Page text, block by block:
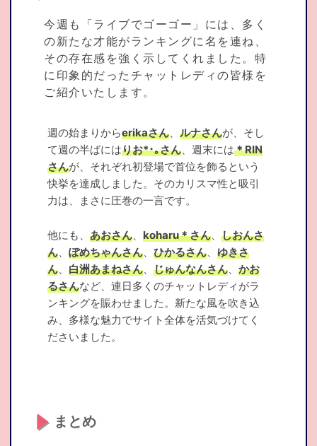
今週も「ライブでゴーゴー」には、多く
の新たな才能がランキングに名を連ね、
その存在感を強く示してくれました。特
に印象的だったチャットレディの皆様を
ご紹介いたします。
週の始まりからerikaさん 、ルナさんが、そし
て週の半ばにはりお*･｡さん 、週末には＊RIN
さんが、それぞれ初登場で首位を飾るという
快挙を達成しました。そのカリスマ性と吸引
力は、まさに圧巻の一言です。
他にも、あおさん 、koharu＊さん 、しおんさ
ん 、ぽめちゃんさん 、ひかるさん 、ゆきさ
ん 、白洲あまねさん 、じゅんなんさん 、かお
るさんなど、連日多くのチャットレディがラ
ンキングを賑わせました。新たな風を吹き込
み、多様な魅力でサイト全体を活気づけてく
ださいました。
まとめ